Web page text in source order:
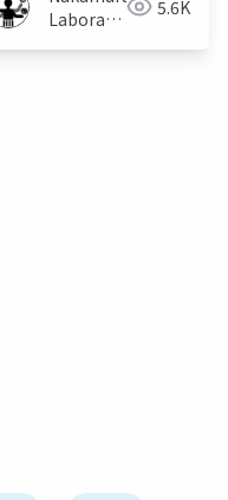
Laboratory
5.6K